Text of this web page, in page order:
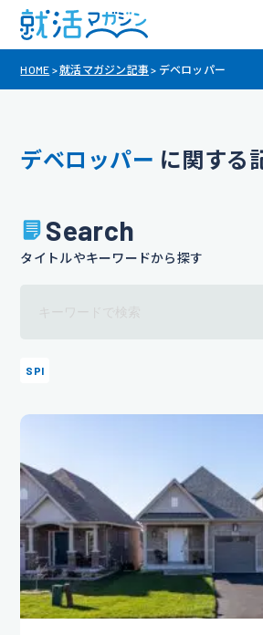
HOME >就活マガジン記事 > デベロッパー
デベロッパー に関する
Search
タイトルやキーワードから探す
SPI